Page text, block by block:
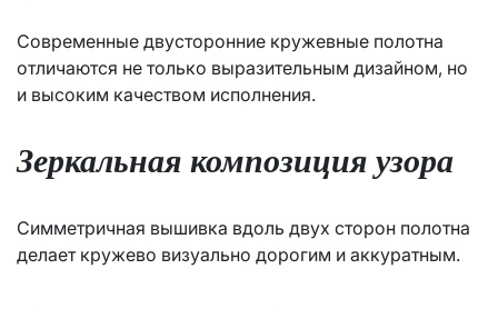
Современные двусторонние кружевные полотна
отличаются не только выразительным дизайном, но
и высоким качеством исполнения.
Зеркальная композиция узора
Симметричная вышивка вдоль двух сторон полотна
делает кружево визуально дорогим и аккуратным.